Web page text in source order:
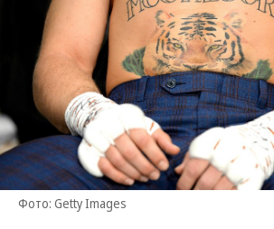
Фото: Getty Images